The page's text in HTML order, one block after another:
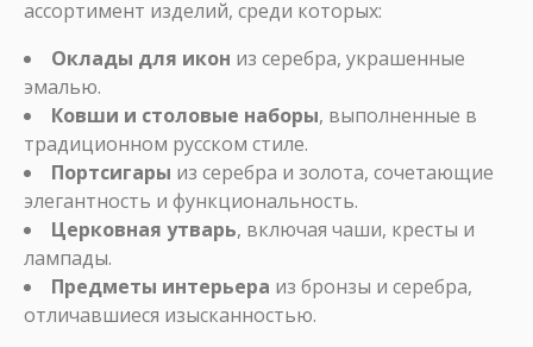
ассортимент изделий, среди которых:
Оклады для икон из серебра, украшенные
эмалью.
Ковши и столовые наборы, выполненные в
традиционном русском стиле.
Портсигары из серебра и золота, сочетающие
элегантность и функциональность.
Церковная утварь, включая чаши, кресты и
лампады.
Предметы интерьера из бронзы и серебра,
отличавшиеся изысканностью.